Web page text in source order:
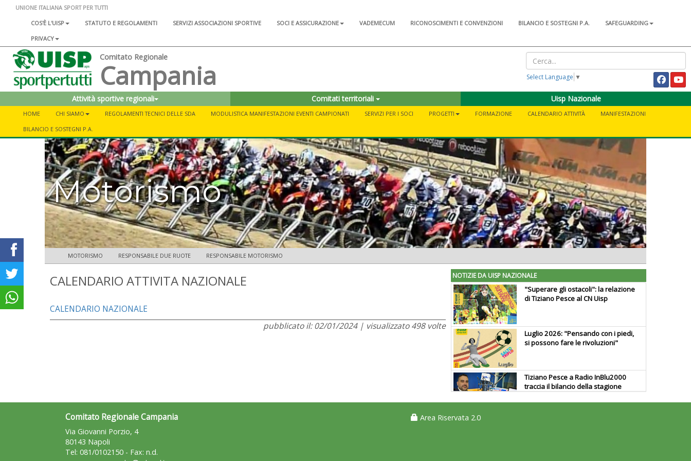
UNIONE ITALIANA SPORT PER TUTTI
COS'È L'UISP
STATUTO E REGOLAMENTI SERVIZI ASSOCIAZIONI SPORTIVE SOCI E ASSICURAZIONE VADEMECUM RICONOSCIMENTI E CONVENZIONI BILANCIO E SOSTEGNI P.A.
SAFEGUARDING
PRIVACY
Comitato Regionale
Campania Select Language ▼
Attività sportive regionali Comitati territoriali Uisp Nazionale
HOME CHI SIAMO REGOLAMENTI TECNICI DELLE SDA MODULISTICA MANIFESTAZIONI EVENTI CAMPIONATI SERVIZI PER I SOCI PROGETTI FORMAZIONE CALENDARIO ATTIVITÀ
MANIFESTAZIONI
BILANCIO E SOSTEGNI P.A.
Motorismo
MOTORISMO RESPONSABILE DUE RUOTE RESPONSABILE MOTORISMO
CALENDARIO ATTIVITA NAZIONALE
CALENDARIO NAZIONALE
pubblicato il: 02/01/2024 | visualizzato 498 volte
NOTIZIE DA UISP NAZIONALE
"Superare gli ostacoli": la relazione
di Tiziano Pesce al CN Uisp
Luglio 2026: "Pensando con i piedi,
si possono fare le rivoluzioni"
Tiziano Pesce a Radio InBlu2000
traccia il bilancio della stagione
Comitato Regionale Campania
Via Giovanni Porzio, 4
80143 Napoli
Tel: 081/0102150 - Fax: n.d.
Area Riservata 2.0